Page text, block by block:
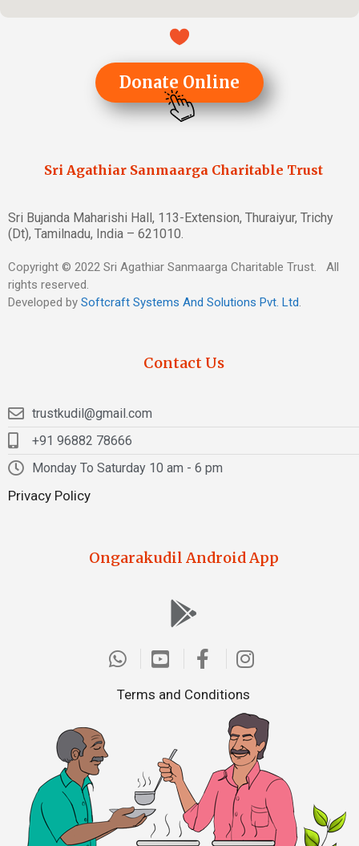
Donate Online
Sri Agathiar Sanmaarga Charitable Trust
Sri Bujanda Maharishi Hall, 113-Extension, Thuraiyur, Trichy
(Dt), Tamilnadu, India – 621010.
Copyright © 2022 Sri Agathiar Sanmaarga Charitable Trust. All
rights reserved.
Developed by Softcraft Systems And Solutions Pvt. Ltd.
Contact Us
trustkudil@gmail.com
+91 96882 78666
Monday To Saturday 10 am - 6 pm
Privacy Policy
Ongarakudil Android App
Terms and Conditions